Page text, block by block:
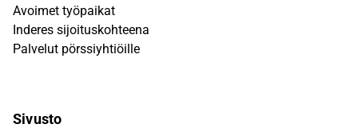
Avoimet työpaikat
Inderes sijoituskohteena
Palvelut pörssiyhtiöille
Sivusto